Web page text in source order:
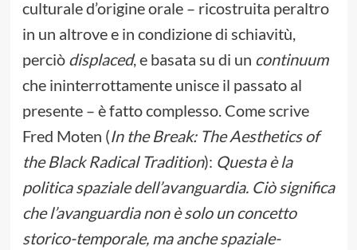
culturale d’origine orale – ricostruita peraltro
in un altrove e in condizione di schiavitù,
perciò displaced, e basata su di un continuum
che ininterrottamente unisce il passato al
presente – è fatto complesso. Come scrive
Fred Moten (In the Break: The Aesthetics of
the Black Radical Tradition): Questa è la
politica spaziale dell’avanguardia. Ciò significa
che l’avanguardia non è solo un concetto
storico-temporale, ma anche spaziale-